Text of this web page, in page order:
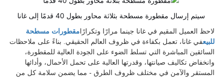
سيتم إرسال مقطورة مسطحة بثلاثة محاور بطول 40 قدمًا إلى غانا
لاحظ العميل المقيم في غانا جينما مرارًا وتكرارًامقطورات مسطحة
للبيعفي غانا، تعمل بكفاءة في ظروف العالم الحقيقي. بناءً على ملاحظات
السائقين المباشرة التي تسلط الضوء على الجودة العالية للمقطورة،
وانخفاض تكاليف صيانتها، وقدرتها العالية على تحمل الأحمال، وأدائها
المستقر والآمن في مختلف ظروف الطرق - مما يضمن سلامة كل من